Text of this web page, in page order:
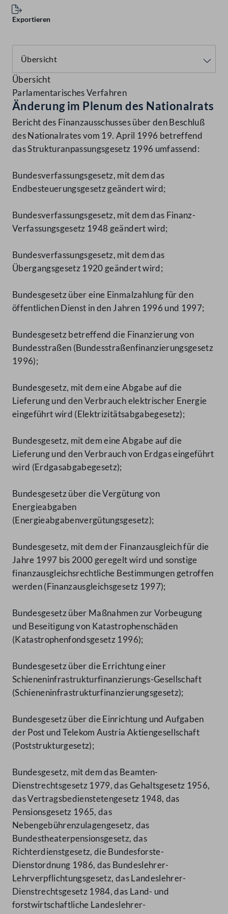
Exportieren
Übersicht
Parlamentarisches Verfahren
Änderung im Plenum des Nationalrats
Bericht des Finanzausschusses über den Beschluß
des Nationalrates vom 19. April 1996 betreffend
das Strukturanpassungsgesetz 1996 umfassend:
Bundesverfassungsgesetz, mit dem das
Endbesteuerungsgesetz geändert wird;
Bundesverfassungsgesetz, mit dem das Finanz-
Verfassungsgesetz 1948 geändert wird;
Bundesverfassungsgesetz, mit dem das
Übergangsgesetz 1920 geändert wird;
Bundesgesetz über eine Einmalzahlung für den
öffentlichen Dienst in den Jahren 1996 und 1997;
Bundesgesetz betreffend die Finanzierung von
Bundesstraßen (Bundesstraßenfinanzierungsgesetz
1996);
Bundesgesetz, mit dem eine Abgabe auf die
Lieferung und den Verbrauch elektrischer Energie
eingeführt wird (Elektrizitätsabgabegesetz);
Bundesgesetz, mit dem eine Abgabe auf die
Lieferung und den Verbrauch von Erdgas eingeführt
wird (Erdgasabgabegesetz);
Bundesgesetz über die Vergütung von
Energieabgaben
(Energieabgabenvergütungsgesetz);
Bundesgesetz, mit dem der Finanzausgleich für die
Jahre 1997 bis 2000 geregelt wird und sonstige
finanzausgleichsrechtliche Bestimmungen getroffen
werden (Finanzausgleichsgesetz 1997);
Bundesgesetz über Maßnahmen zur Vorbeugung
und Beseitigung von Katastrophenschäden
(Katastrophenfondsgesetz 1996);
Bundesgesetz über die Errichtung einer
Schieneninfrastrukturfinanzierungs-Gesellschaft
(Schieneninfrastrukturfinanzierungsgesetz);
Bundesgesetz über die Einrichtung und Aufgaben
der Post und Telekom Austria Aktiengesellschaft
(Poststrukturgesetz);
Bundesgesetz, mit dem das Beamten-
Dienstrechtsgesetz 1979, das Gehaltsgesetz 1956,
das Vertragsbedienstetengesetz 1948, das
Pensionsgesetz 1965, das
Nebengebührenzulagengesetz, das
Bundestheaterpensionsgesetz, das
Richterdienstgesetz, die Bundesforste-
Dienstordnung 1986, das Bundeslehrer-
Lehrverpflichtungsgesetz, das Landeslehrer-
Dienstrechtsgesetz 1984, das Land- und
forstwirtschaftliche Landeslehrer-